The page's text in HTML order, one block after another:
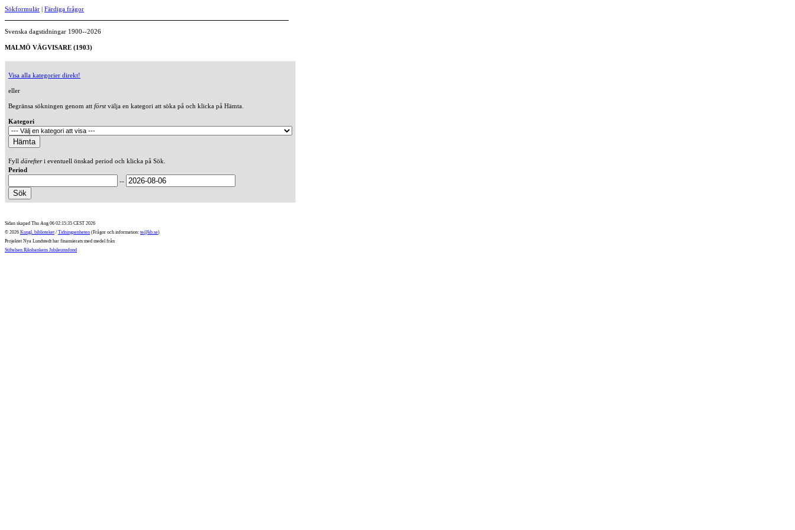
Sökformulär | Färdiga frågor
Svenska dagstidningar 1900--2026
MALMÖ VÄGVISARE (1903)
Visa alla kategorier direkt!
eller
Begränsa sökningen genom att förstvälja en kategori att söka på och klicka på Hämta.
Kategori
Fyll därefteri eventuell önskad period och klicka på Sök.
Period
--
Sidan skapad Thu Aug 06 02:15:35 CEST 2026
© 2026 Kungl. biblioteket / Tidningsenheten (Frågor och information: te@kb.se)
Projektet Nya Lundstedt har finansierats med medel från
Stiftelsen Riksbankens Jubileumsfond